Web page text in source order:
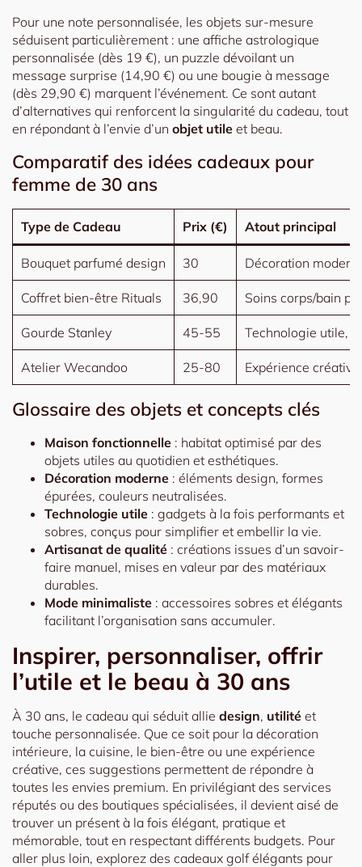
Pour une note personnalisée, les objets sur-mesure
séduisent particulièrement : une affiche astrologique
personnalisée (dès 19 €), un puzzle dévoilant un
message surprise (14,90 €) ou une bougie à message
(dès 29,90 €) marquent l’événement. Ce sont autant
d’alternatives qui renforcent la singularité du cadeau, tout
en répondant à l’envie d’un objet utile et beau.
Comparatif des idées cadeaux pour
femme de 30 ans
Type de Cadeau Prix (€) Atout principal
Bouquet parfumé design 30 Décoration
Coffret bien-être Rituals 36,90 Soins corps/bain
Gourde Stanley 45-55 Technologie utile,
Atelier Wecandoo 25-80 Expérience
Glossaire des objets et concepts clés
Maison fonctionnelle : habitat optimisé par des
objets utiles au quotidien et esthétiques.
Décoration moderne : éléments design, formes
épurées, couleurs neutralisées.
Technologie utile : gadgets à la fois performants et
sobres, conçus pour simplifier et embellir la vie.
Artisanat de qualité : créations issues d’un savoir-
faire manuel, mises en valeur par des matériaux
durables.
Mode minimaliste : accessoires sobres et élégants
facilitant l’organisation sans accumuler.
Inspirer, personnaliser, offrir
l’utile et le beau à 30 ans
À 30 ans, le cadeau qui séduit allie design, utilité et
touche personnalisée. Que ce soit pour la décoration
intérieure, la cuisine, le bien-être ou une expérience
créative, ces suggestions permettent de répondre à
toutes les envies premium. En privilégiant des services
réputés ou des boutiques spécialisées, il devient aisé de
trouver un présent à la fois élégant, pratique et
mémorable, tout en respectant différents budgets. Pour
aller plus loin, explorez des cadeaux golf élégants pour